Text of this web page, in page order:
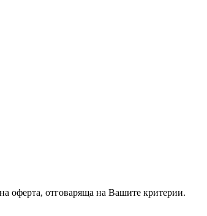
оферта, отговаряща на Вашите критерии.